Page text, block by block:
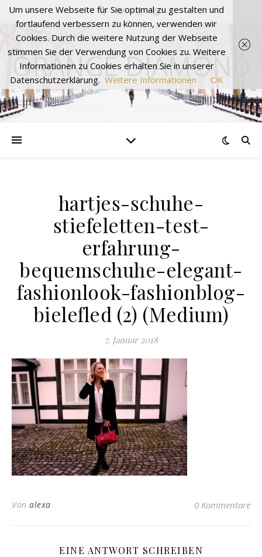
ORANGE DIAMOND
hartjes-schuhe-
stiefeletten-test-
erfahrung-
bequemschuhe-elegant-
fashionlook-fashionblog-
bielefled (2) (Medium)
7. Januar 2018
Von alexa 0 Kommentare
EINE ANTWORT SCHREIBEN
Um unsere Webseite für Sie optimal zu gestalten und
fortlaufend verbessern zu können, verwenden wir
Cookies. Durch die weitere Nutzung der Webseite
stimmen Sie der Verwendung von Cookies zu. Weitere
Informationen zu Cookies erhalten Sie in unserer
Datenschutzerklärung. Weitere Informationen OK